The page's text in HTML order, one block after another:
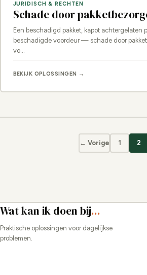
JURIDISCH & RECHTEN
Schade door
Een beschadigd pakket, kapot achtergelaten
beschadigde voordeur — schade door
vo…
BEKIJK OPLOSSINGEN →
← Vorige 1 2
Wat kan ik doen bij...
Praktische oplossingen voor dagelijkse
problemen.